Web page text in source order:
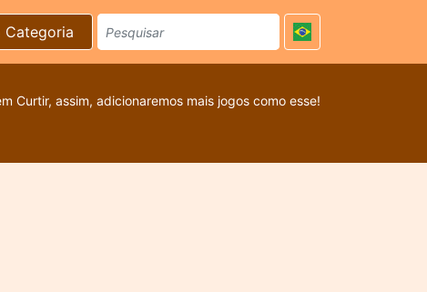
Categoria
Curtir, assim, adicionaremos mais jogos como esse!